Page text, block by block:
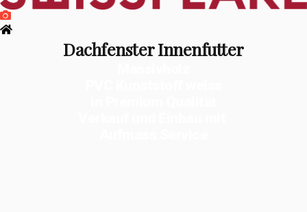
Dachfenster Innenfutter